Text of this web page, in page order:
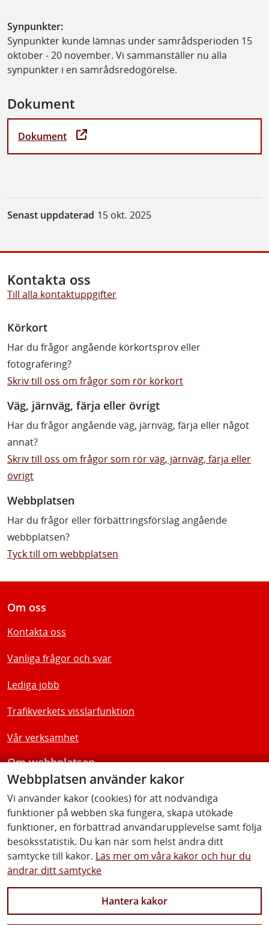
Synpunkter:
Synpunkter kunde lämnas under samrådsperioden 15
oktober - 20 november. Vi sammanställer nu alla
synpunkter i en samrådsredogörelse.
Dokument
Dokument
Senast uppdaterad 15 okt. 2025
Webbplatsen använder kakor
Vi använder kakor (cookies) för att nödvändiga
funktioner på webben ska fungera, skapa utökade
funktioner, en förbättrad användarupplevelse samt följa
besöksstatistik. Du kan när som helst ändra ditt
samtycke till kakor. Läs mer om våra kakor och hur du
ändrar ditt samtycke
Hantera kakor
Kontakta oss
Till alla kontaktuppgifter
Körkort
Har du frågor angående körkortsprov eller
fotografering?
Skriv till oss om frågor som rör körkort
Väg, järnväg, färja eller övrigt
Har du frågor angående väg, järnväg, färja eller något
annat?
Skriv till oss om frågor som rör väg, järnväg, färja eller
övrigt
Webbplatsen
Har du frågor eller förbättringsförslag angående
webbplatsen?
Tyck till om webbplatsen
Om oss
Kontakta oss
Vanliga frågor och svar
Lediga jobb
Trafikverkets visslarfunktion
Vår verksamhet
Om webbplatsen
Tillgänglighetsredogörelse
Följ oss
Facebook Youtube